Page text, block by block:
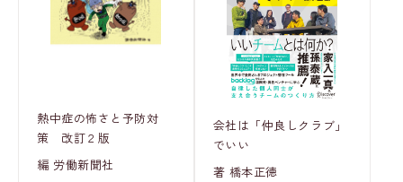
熱中症の怖さと予防対
策 改訂２版
編 労働新聞社
会社は「仲良しクラブ」
でいい
著 橋本正徳